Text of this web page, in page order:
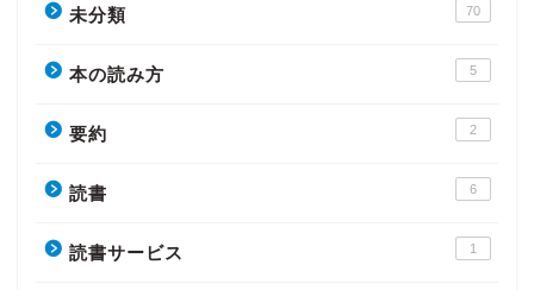
未分類 70
本の読み方 5
要約 2
読書 6
読書サービス 1